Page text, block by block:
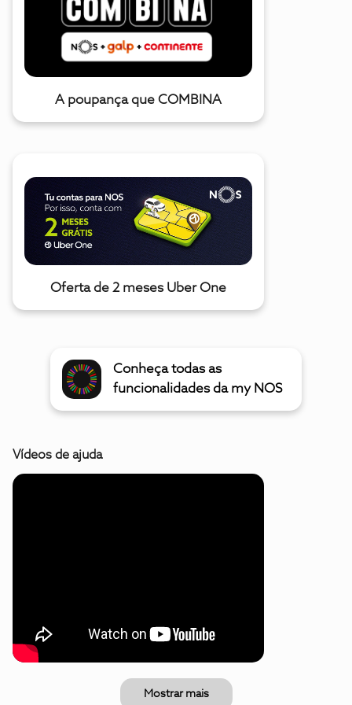
A poupança que COMBINA
Oferta de 2 meses Uber One
Conheça todas as
funcionalidades da my NOS
Vídeos de ajuda
Mostrar mais